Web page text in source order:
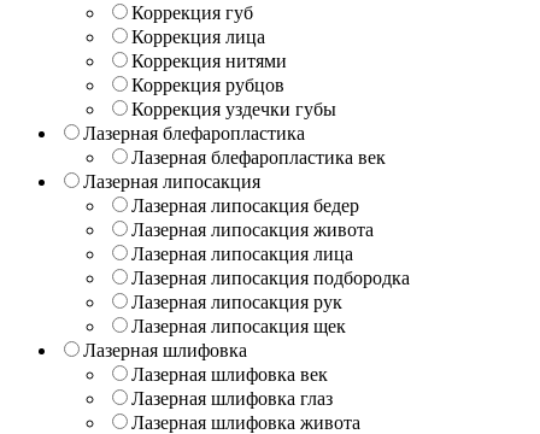
Коррекция губ
Коррекция лица
Коррекция нитями
Коррекция рубцов
Коррекция уздечки губы
Лазерная блефаропластика
Лазерная блефаропластика век
Лазерная липосакция
Лазерная липосакция бедер
Лазерная липосакция живота
Лазерная липосакция лица
Лазерная липосакция подбородка
Лазерная липосакция рук
Лазерная липосакция щек
Лазерная шлифовка
Лазерная шлифовка век
Лазерная шлифовка глаз
Лазерная шлифовка живота